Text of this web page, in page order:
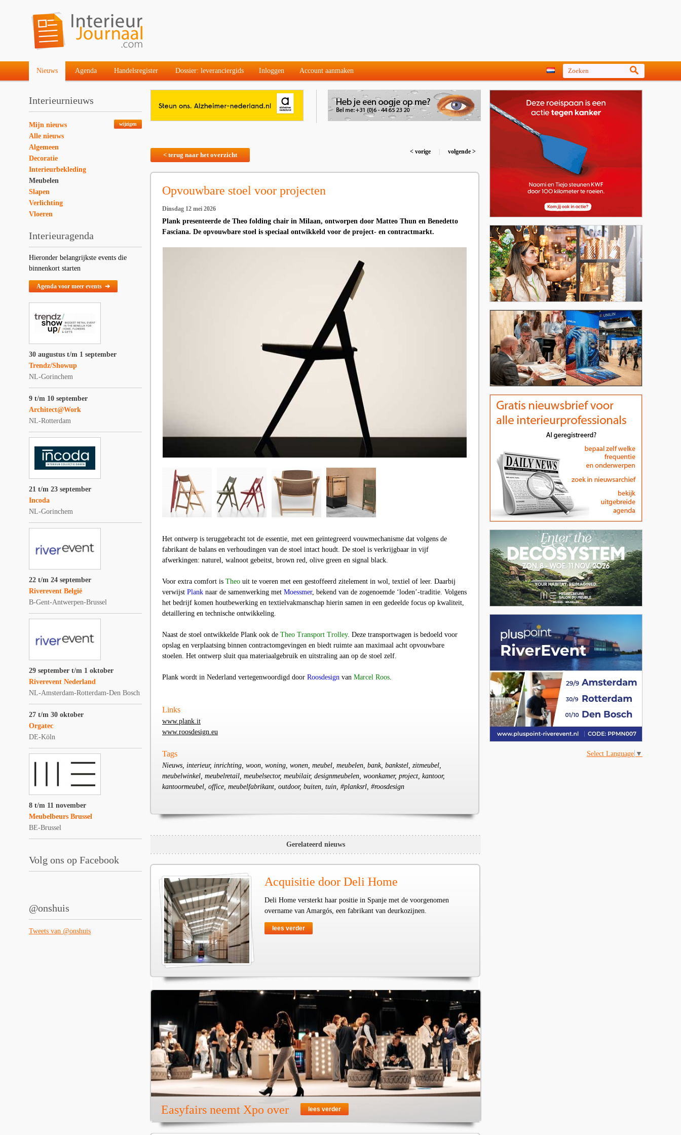
Nieuws Agenda Handelsregister Dossier: leveranciergids Inloggen Account aanmaken
Interieurnieuws
wijzigen
Mijn nieuws
Alle nieuws
Algemeen
Decoratie
Interieurbekleding
Meubelen
Slapen
Verlichting
Vloeren
Interieuragenda
Hieronder belangrijkste events die
binnenkort starten
Agenda voor meer events ➔
30 augustus t/m 1 september
Trendz/Showup
NL-Gorinchem
9 t/m 10 september
Architect@Work
NL-Rotterdam
21 t/m 23 september
Incoda
NL-Gorinchem
22 t/m 24 september
Riverevent België
B-Gent-Antwerpen-Brussel
29 september t/m 1 oktober
Riverevent Nederland
NL-Amsterdam-Rotterdam-Den Bosch
27 t/m 30 oktober
Orgatec
DE-Köln
8 t/m 11 november
Meubelbeurs Brussel
BE-Brussel
Volg ons op Facebook
@onshuis
Tweets van @onshuis
< terug naar het overzicht < vorige volgende >
Opvouwbare stoel voor projecten
Dinsdag 12 mei 2026
Plank presenteerde de Theo folding chair in Milaan, ontworpen door Matteo Thun en Benedetto
Fasciana. De opvouwbare stoel is speciaal ontwikkeld voor de project- en contractmarkt.
Het ontwerp is teruggebracht tot de essentie, met een geïntegreerd vouwmechanisme dat volgens de
fabrikant de balans en verhoudingen van de stoel intact houdt. De stoel is verkrijgbaar in vijf
afwerkingen: naturel, walnoot gebeitst, brown red, olive green en signal black.
Voor extra comfort is Theo uit te voeren met een gestoffeerd zitelement in wol, textiel of leer. Daarbij
verwijst Plank naar de samenwerking met Moessmer, bekend van de zogenoemde ‘loden’-traditie. Volgens
het bedrijf komen houtbewerking en textielvakmanschap hierin samen in een gedeelde focus op kwaliteit,
detaillering en technische ontwikkeling.
Naast de stoel ontwikkelde Plank ook de Theo Transport Trolley. Deze transportwagen is bedoeld voor
opslag en verplaatsing binnen contractomgevingen en biedt ruimte aan maximaal acht opvouwbare
stoelen. Het ontwerp sluit qua materiaalgebruik en uitstraling aan op de stoel zelf.
Plank wordt in Nederland vertegenwoordigd door Roosdesign van Marcel Roos.
Links
www.plank.it
www.roosdesign.eu
Tags
Nieuws, interieur, inrichting, woon, woning, wonen, meubel, meubelen, bank, bankstel, zitmeubel,
meubelwinkel, meubelretail, meubelsector, meubilair, designmeubelen, woonkamer, project, kantoor,
kantoormeubel, office, meubelfabrikant, outdoor, buiten, tuin, #planksrl, #roosdesign
Gerelateerd nieuws
Acquisitie door Deli Home
Deli Home versterkt haar positie in Spanje met de voorgenomen
overname van Amargós, een fabrikant van deurkozijnen.
lees verder
Easyfairs neemt Xpo over lees verder
Select Language ▼